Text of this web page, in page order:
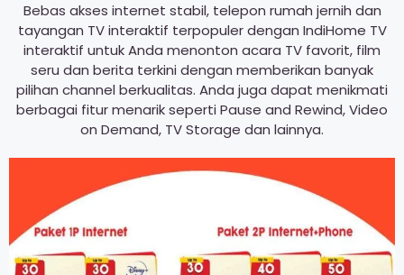
Bebas akses internet stabil, telepon rumah jernih dan
tayangan TV interaktif terpopuler dengan IndiHome TV
interaktif untuk Anda menonton acara TV favorit, film
seru dan berita terkini dengan memberikan banyak
pilihan channel berkualitas. Anda juga dapat menikmati
berbagai fitur menarik seperti Pause and Rewind, Video
on Demand, TV Storage dan lainnya.